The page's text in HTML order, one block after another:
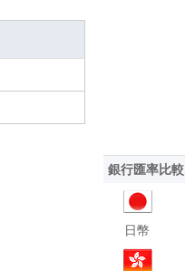
銀行匯率比較
日幣